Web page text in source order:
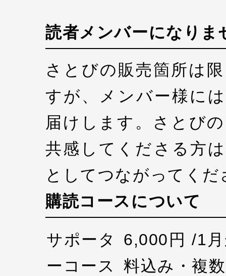
読者メンバーになりま
さとびの販売箇所は
すが、メンバー様に
届けします。さとび
共感してくださる方
としてつながってくだ
購読コースについて
サポータ
ーコース
6,000円 /1
料込み・複